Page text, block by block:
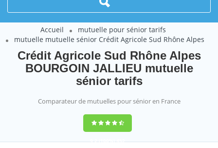
Accueil
mutuelle pour sénior tarifs
mutuelle mutuelle sénior Crédit Agricole Sud Rhône Alpes
Crédit Agricole Sud Rhône Alpes
BOURGOIN JALLIEU mutuelle
sénior tarifs
Comparateur de mutuelles pour sénior en France
9,2(100%)452